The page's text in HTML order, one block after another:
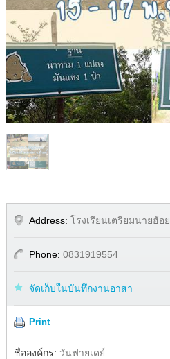
1/1
Address: โรงเรียนเตรียมนายฮ้อย
Phone: 0831919554
จัดเก็บในบันทึกงานอาสา
Print
Facebook
ชื่อองค์กร: วันฟายเดย์